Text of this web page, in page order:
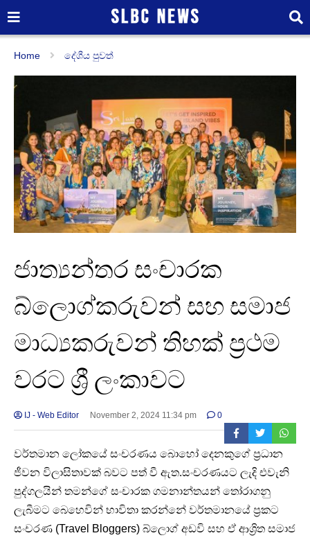
Home දේශීය පුවත්
ජාත්‍යන්තර සංචාරක
බ්ලොග්කරුවන් සහ සමාජ
මාධ්‍යකරුවන් තිහක් ප්‍රථම
වරට ශ්‍රී ලංකාවට
IJ - Web Editor November 2, 2024 11:34 pm 0
වර්තමාන ලෝකයේ සංචරණය බොහෝ දෙනකුගේ ප්‍රධාන
ජීවන විලාසිතාවක් බවට පත් වී ඇත.සංචරණයට ලැදි එවැනි
පුද්ගලයින් තමන්ගේ සංචාරක ගමනාන්තයන් තෝරාගනු
ලැබීමට බෙහෙවින් භාවිතා කරන්නේ වර්තමානයේ ප්‍රකට
සංචරණ (Travel Bloggers) බ්ලොග් අඩවි සහ ඒ ආශ්‍රිත සමාජ